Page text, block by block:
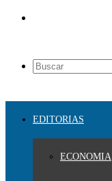
EDITORIAS
ECONOMIA